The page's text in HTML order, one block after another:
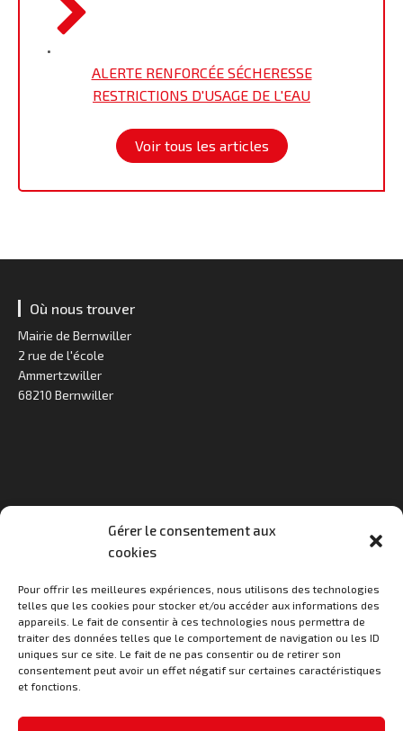
Gérer le consentement aux
cookies
Pour offrir les meilleures expériences, nous utilisons des technologies
telles que les cookies pour stocker et/ou accéder aux informations des
appareils. Le fait de consentir à ces technologies nous permettra de
traiter des données telles que le comportement de navigation ou les ID
uniques sur ce site. Le fait de ne pas consentir ou de retirer son
consentement peut avoir un effet négatif sur certaines caractéristiques
et fonctions.
•
ALERTE RENFORCÉE SÉCHERESSE
RESTRICTIONS D'USAGE DE L'EAU
Voir tous les articles
Où nous trouver
Mairie de Bernwiller
2 rue de l'école
Ammertzwiller
68210 Bernwiller
Lundi : 9h à 11h30
Mardi : 15h à 18h
Jeudi : 15h à 18h30
Vendredi : 9h à 11h30